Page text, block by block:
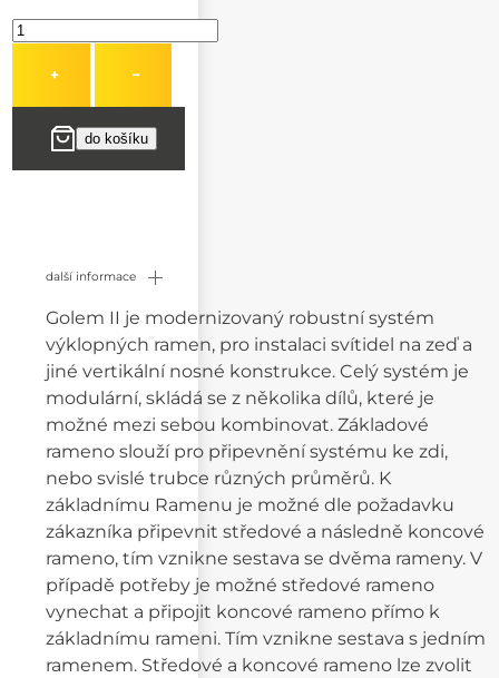
+ −
další informace
Golem II je modernizovaný robustní systém
výklopných ramen, pro instalaci svítidel na zeď a
jiné vertikální nosné konstrukce. Celý systém je
modulární, skládá se z několika dílů, které je
možné mezi sebou kombinovat. Základové
rameno slouží pro připevnění systému ke zdi,
nebo svislé trubce různých průměrů. K
základnímu Ramenu je možné dle požadavku
zákazníka připevnit středové a následně koncové
rameno, tím vznikne sestava se dvěma rameny. V
případě potřeby je možné středové rameno
vynechat a připojit koncové rameno přímo k
základnímu rameni. Tím vznikne sestava s jedním
ramenem. Středové a koncové rameno lze zvolit